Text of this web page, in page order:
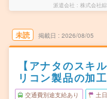
派遣会社 株式会社
未読 掲載日 2026/08/05
【アナタのスキ
リコン製品の加
交通費別途支給あり 土